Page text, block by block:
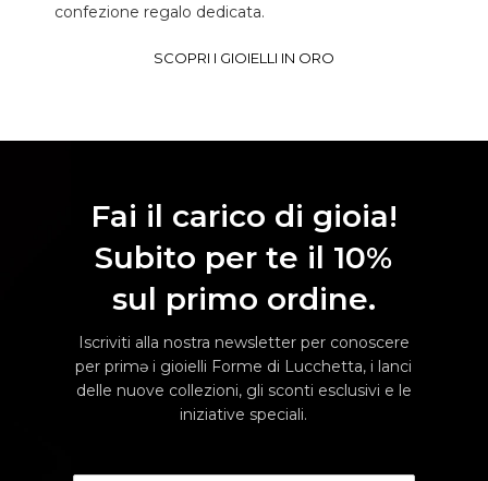
confezione regalo dedicata.
SCOPRI I GIOIELLI IN ORO
Fai il carico di gioia!
Subito per te il 10%
sul primo ordine.
Iscriviti alla nostra newsletter per conoscere
per primə i gioielli Forme di Lucchetta, i lanci
delle nuove collezioni, gli sconti esclusivi e le
iniziative speciali.